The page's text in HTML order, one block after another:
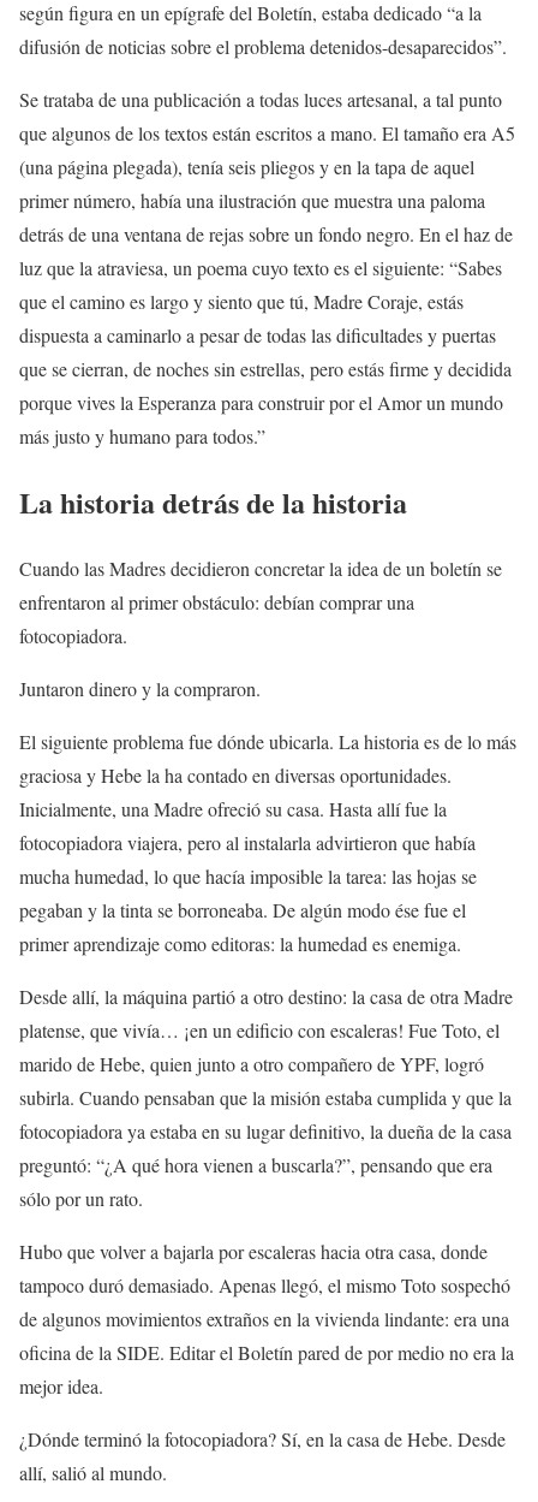
según figura en un epígrafe del Boletín, estaba dedicado “a la
difusión de noticias sobre el problema detenidos-desaparecidos”.
Se trataba de una publicación a todas luces artesanal, a tal punto
que algunos de los textos están escritos a mano. El tamaño era A5
(una página plegada), tenía seis pliegos y en la tapa de aquel
primer número, había una ilustración que muestra una paloma
detrás de una ventana de rejas sobre un fondo negro. En el haz de
luz que la atraviesa, un poema cuyo texto es el siguiente: “Sabes
que el camino es largo y siento que tú, Madre Coraje, estás
dispuesta a caminarlo a pesar de todas las dificultades y puertas
que se cierran, de noches sin estrellas, pero estás firme y decidida
porque vives la Esperanza para construir por el Amor un mundo
más justo y humano para todos.”
La historia detrás de la historia
Cuando las Madres decidieron concretar la idea de un boletín se
enfrentaron al primer obstáculo: debían comprar una
fotocopiadora.
Juntaron dinero y la compraron.
El siguiente problema fue dónde ubicarla. La historia es de lo más
graciosa y Hebe la ha contado en diversas oportunidades.
Inicialmente, una Madre ofreció su casa. Hasta allí fue la
fotocopiadora viajera, pero al instalarla advirtieron que había
mucha humedad, lo que hacía imposible la tarea: las hojas se
pegaban y la tinta se borroneaba. De algún modo ése fue el
primer aprendizaje como editoras: la humedad es enemiga.
Desde allí, la máquina partió a otro destino: la casa de otra Madre
platense, que vivía… ¡en un edificio con escaleras! Fue Toto, el
marido de Hebe, quien junto a otro compañero de YPF, logró
subirla. Cuando pensaban que la misión estaba cumplida y que la
fotocopiadora ya estaba en su lugar definitivo, la dueña de la casa
preguntó: “¿A qué hora vienen a buscarla?”, pensando que era
sólo por un rato.
Hubo que volver a bajarla por escaleras hacia otra casa, donde
tampoco duró demasiado. Apenas llegó, el mismo Toto sospechó
de algunos movimientos extraños en la vivienda lindante: era una
oficina de la SIDE. Editar el Boletín pared de por medio no era la
mejor idea.
¿Dónde terminó la fotocopiadora? Sí, en la casa de Hebe. Desde
allí, salió al mundo.